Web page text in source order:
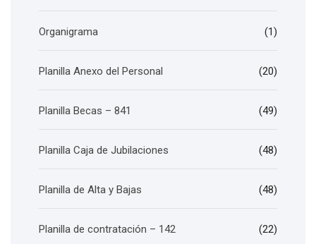
Organigrama (1)
Planilla Anexo del Personal (20)
Planilla Becas – 841 (49)
Planilla Caja de Jubilaciones (48)
Planilla de Alta y Bajas (48)
Planilla de contratación – 142 (22)